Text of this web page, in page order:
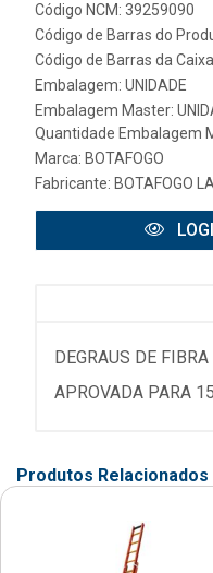
Código NCM: 39259090
Código de Barras do
Código de Barras da
Embalagem: UNIDADE
Embalagem Master:
Quantidade Embalagem
Marca: BOTAFOGO
Fabricante: BOTAFOGO
DEGRAUS DE
APROVADA PARA
Produtos Relacionados